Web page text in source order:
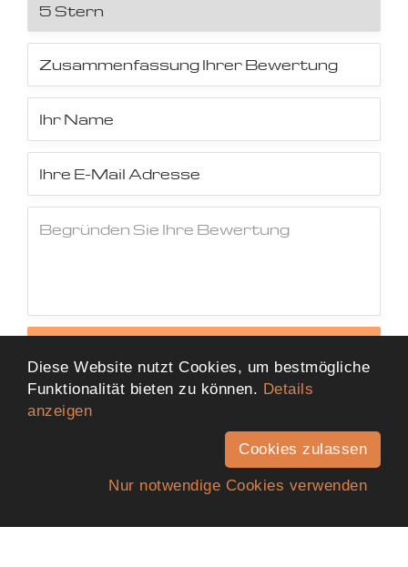
Diese Website nutzt Cookies, um bestmögliche
Funktionalität bieten zu können. Details
anzeigen
Cookies zulassen
Nur notwendige Cookies verwenden